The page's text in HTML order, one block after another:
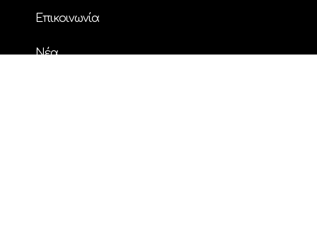
Επικοινωνία
Nέα